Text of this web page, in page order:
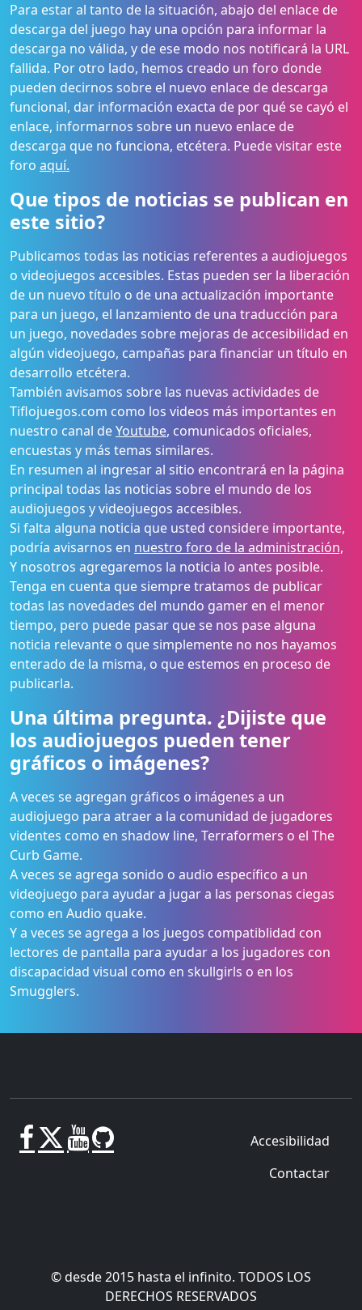
Para estar al tanto de la situación, abajo del enlace de
descarga del juego hay una opción para informar la
descarga no válida, y de ese modo nos notificará la URL
fallida. Por otro lado, hemos creado un foro donde
pueden decirnos sobre el nuevo enlace de descarga
funcional, dar información exacta de por qué se cayó el
enlace, informarnos sobre un nuevo enlace de
descarga que no funciona, etcétera. Puede visitar este
foro aquí.
Que tipos de noticias se publican en
este sitio?
Publicamos todas las noticias referentes a audiojuegos
o videojuegos accesibles. Estas pueden ser la liberación
de un nuevo título o de una actualización importante
para un juego, el lanzamiento de una traducción para
un juego, novedades sobre mejoras de accesibilidad en
algún videojuego, campañas para financiar un título en
desarrollo etcétera.
También avisamos sobre las nuevas actividades de
Tiflojuegos.com como los videos más importantes en
nuestro canal deYoutube, comunicados oficiales,
encuestas y más temas similares.
En resumen al ingresar al sitio encontrará en la página
principal todas las noticias sobre el mundo de los
audiojuegos y videojuegos accesibles.
Si falta alguna noticia que usted considere importante,
podría avisarnos en nuestro foro de la administración,
Y nosotros agregaremos la noticia lo antes posible.
Tenga en cuenta que siempre tratamos de publicar
todas las novedades del mundo gamer en el menor
tiempo, pero puede pasar que se nos pase alguna
noticia relevante o que simplemente no nos hayamos
enterado de la misma, o que estemos en proceso de
publicarla.
Una última pregunta. ¿Dijiste que
los audiojuegos pueden tener
gráficos o imágenes?
A veces se agregan gráficos o imágenes a un
audiojuego para atraer a la comunidad de jugadores
videntes como en shadow line, Terraformers o el The
Curb Game.
A veces se agrega sonido o audio específico a un
videojuego para ayudar a jugar a las personas ciegas
como en Audio quake.
Y a veces se agrega a los juegos compatiblidad con
lectores de pantalla para ayudar a los jugadores con
discapacidad visual como en skullgirls o en los
Smugglers.
Accesibilidad
Contactar
© desde 2015 hasta el infinito. TODOS LOS
DERECHOS RESERVADOS